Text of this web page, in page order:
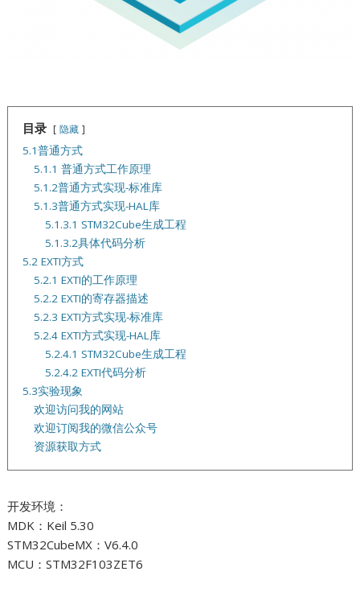
目录 隐藏
5.1普通方式
5.1.1 普通方式工作原理
5.1.2普通方式实现-标准库
5.1.3普通方式实现-HAL库
5.1.3.1 STM32Cube生成工程
5.1.3.2具体代码分析
5.2 EXTI方式
5.2.1 EXTI的工作原理
5.2.2 EXTI的寄存器描述
5.2.3 EXTI方式实现-标准库
5.2.4 EXTI方式实现-HAL库
5.2.4.1 STM32Cube生成工程
5.2.4.2 EXTI代码分析
5.3实验现象
欢迎访问我的网站
欢迎订阅我的微信公众号
资源获取方式
开发环境：
MDK：Keil 5.30
STM32CubeMX：V6.4.0
MCU：STM32F103ZET6